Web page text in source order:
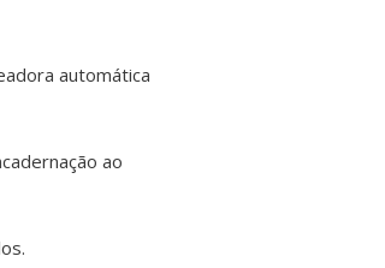
automática
ao